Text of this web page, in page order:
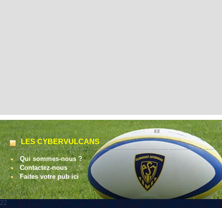
LES CYBERVULCANS
Qui sommes-nous ?
Contactez-nous
Faites votre pub ici
22